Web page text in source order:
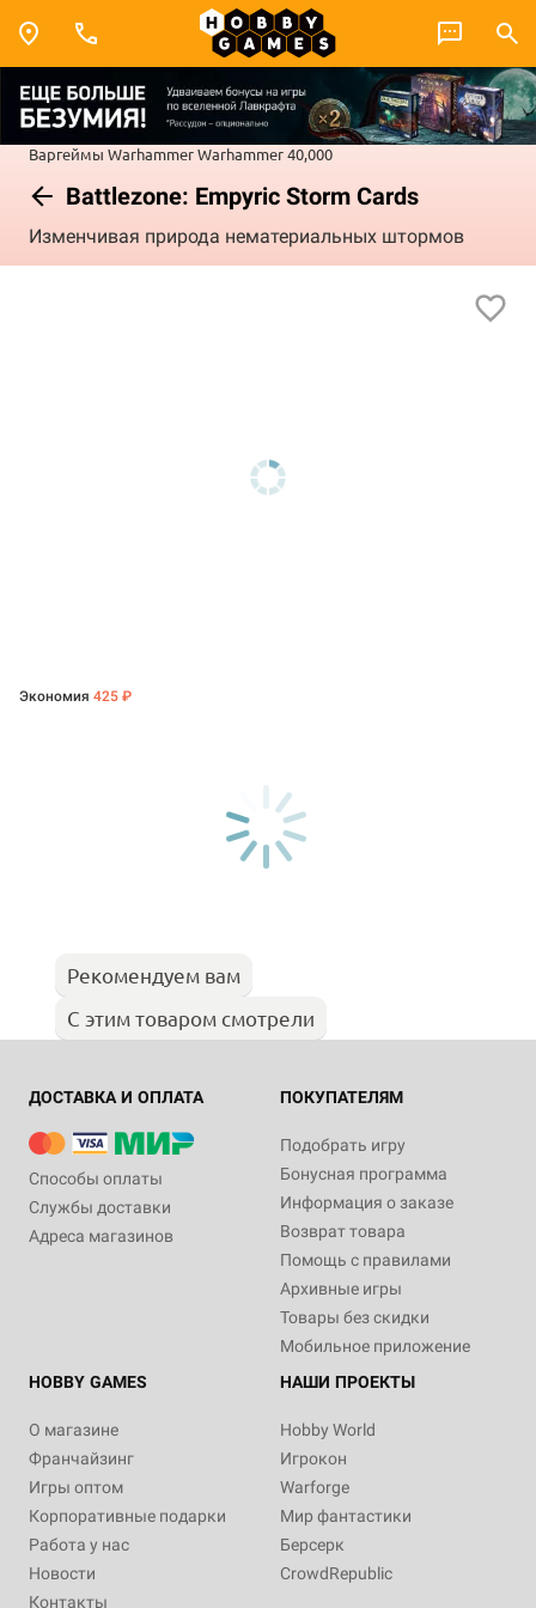
Варгеймы WarhammerWarhammer 40,000
Battlezone: Empyric Storm Cards
Изменчивая природа нематериальных штормов
Экономия 425 ₽
Рекомендуем вам
С этим товаром смотрели
ДОСТАВКА И ОПЛАТА
Способы оплаты
Службы доставки
Адреса магазинов
ПОКУПАТЕЛЯМ
Подобрать игру
Бонусная программа
Информация о заказе
Возврат товара
Помощь с правилами
Архивные игры
Товары без скидки
Мобильное приложение
HOBBY GAMES
О магазине
Франчайзинг
Игры оптом
Корпоративные подарки
Работа у нас
Новости
Контакты
НАШИ ПРОЕКТЫ
Hobby World
Игрокон
Warforge
Мир фантастики
Берсерк
CrowdRepublic